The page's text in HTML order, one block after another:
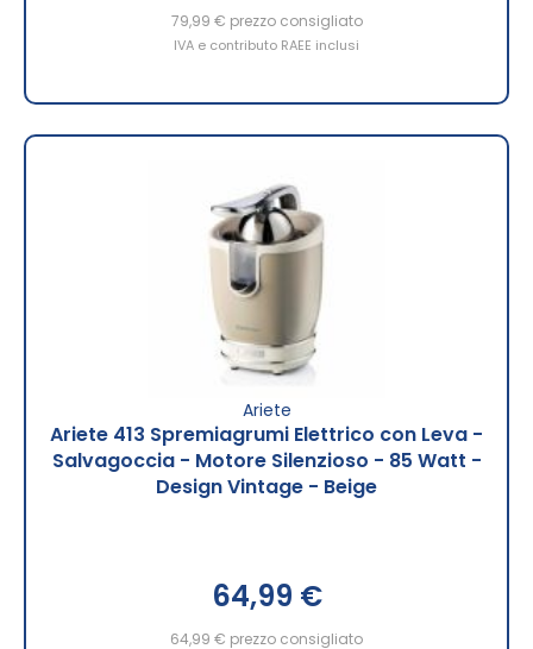
79,99 € prezzo consigliato
IVA e contributo RAEE inclusi
Ariete
Ariete 413 Spremiagrumi Elettrico con Leva -
Salvagoccia - Motore Silenzioso - 85 Watt -
Design Vintage - Beige
64,99 €
64,99 € prezzo consigliato